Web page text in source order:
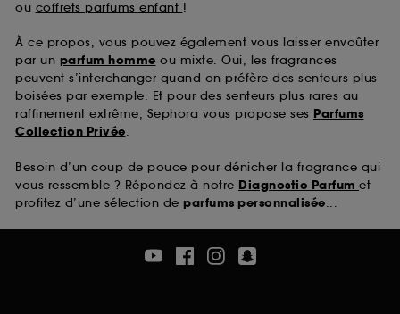
ou coffrets parfums enfant !
À ce propos, vous pouvez également vous laisser envoûter
par un parfum homme ou mixte. Oui, les fragrances
peuvent s’interchanger quand on préfère des senteurs plus
boisées par exemple. Et pour des senteurs plus rares au
raffinement extrême, Sephora vous propose ses Parfums
Collection Privée.
Besoin d’un coup de pouce pour dénicher la fragrance qui
vous ressemble ? Répondez à notre Diagnostic Parfum et
profitez d’une sélection de parfums personnalisée...